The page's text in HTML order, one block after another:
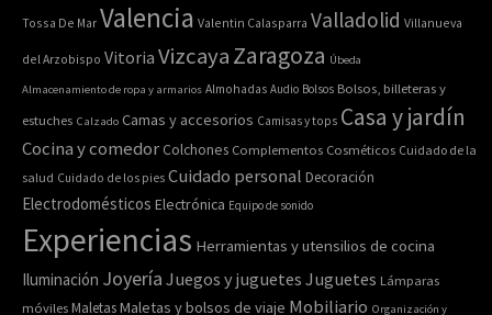
Tossa De Mar Valencia Valentin Calasparra Valladolid Villanueva
del Arzobispo Vitoria VizcayaZaragoza Úbeda
Almacenamiento de ropa y armarios Almohadas Audio Bolsos Bolsos, billeteras y
estuches Calzado Camas y accesorios Camisas y tops Casa y jardín
Cocina y comedor Colchones Complementos Cosméticos Cuidado de la
salud Cuidado de los pies Cuidado personal Decoración
Electrodomésticos Electrónica Equipo de sonido
Experiencias Herramientas y utensilios de cocina
Iluminación Joyería Juegos y juguetes Juguetes Lámparas
móviles MaletasMaletas y bolsos de viaje Mobiliario Organización y